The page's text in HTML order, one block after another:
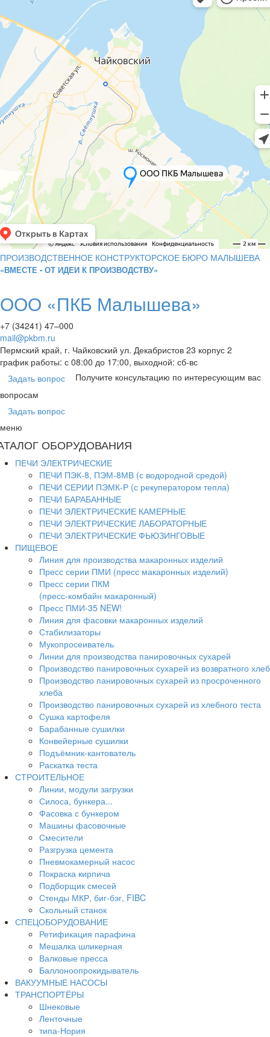
ПРОИЗВОДСТВЕННОЕ КОНСТРУКТОРСКОЕ БЮРО МАЛЫШЕВА
«ВМЕСТЕ - ОТ ИДЕИ К ПРОИЗВОДСТВУ»
ООО «ПКБ Малышева»
+7 (34241) 47–000
mail@pkbm.ru
Пермский край, г. Чайковский ул. Декабристов 23 корпус 2
график работы: с 08:00 до 17:00, выходной: сб-вс
Задать вопрос
Получите консультацию по интересующим вас
вопросам
Задать вопрос
меню
ОБОРУДОВАНИЯ
ПЕЧИ ЭЛЕКТРИЧЕСКИЕ
ПЕЧИ ПЭК-8, ПЭМ-8МВ (с водородной средой)
ПЕЧИ СЕРИИ ПЭМК-Р (с рекуператором тепла)
ПЕЧИ БАРАБАННЫЕ
ПЕЧИ ЭЛЕКТРИЧЕСКИЕ КАМЕРНЫЕ
ПЕЧИ ЭЛЕКТРИЧЕСКИЕ ЛАБОРАТОРНЫЕ
ПЕЧИ ЭЛЕКТРИЧЕСКИЕ ФЬЮЗИНГОВЫЕ
ПИЩЕВОЕ
Линия для производства макаронных изделий
Пресс серии ПМИ (пресс макаронных изделий)
Пресс серии ПКМ
(пресс-комбайн макаронный)
Пресс ПМИ-35 NEW!
Линия для фасовки макаронных изделий
Стабилизаторы
Мукопросеиватель
Линии для производства панировочных сухарей
Производство панировочных сухарей из возвратного
Производство панировочных сухарей из просроченного
хлеба
Производство панировочных сухарей из хлебного теста
Сушка картофеля
Барабанные сушилки
Конвейерные сушилки
Подъёмник-кантователь
Раскатка теста
СТРОИТЕЛЬНОЕ
Линии, модули загрузки
Силоса, бункера...
Фасовка с бункером
Машины фасовочные
Смесители
Разгрузка цемента
Пневмокамерный насос
Покраска кирпича
Подборщик смесей
Стенды МКР, биг-бэг, FIBC
Скольный станок
СПЕЦОБОРУДОВАНИЕ
Ретификация парафина
Мешалка шликерная
Валковые пресса
Баллоноопрокидыватель
ВАКУУМНЫЕ НАСОСЫ
ТРАНСПОРТЁРЫ
Шнековые
Ленточные
типа-Нория